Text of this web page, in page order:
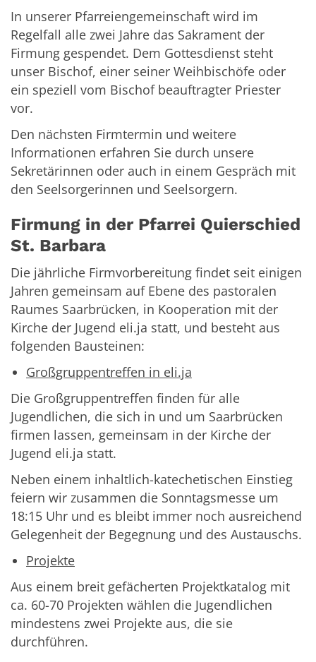
In unserer Pfarreiengemeinschaft wird im
Regelfall alle zwei Jahre das Sakrament der
Firmung gespendet. Dem Gottesdienst steht
unser Bischof, einer seiner Weihbischöfe oder
ein speziell vom Bischof beauftragter Priester
vor.
Den nächsten Firmtermin und weitere
Informationen erfahren Sie durch unsere
Sekretärinnen oder auch in einem Gespräch mit
den Seelsorgerinnen und Seelsorgern.
Firmung in der Pfarrei Quierschied
St. Barbara
Die jährliche Firmvorbereitung findet seit einigen
Jahren gemeinsam auf Ebene des pastoralen
Raumes Saarbrücken, in Kooperation mit der
Kirche der Jugend eli.ja statt, und besteht aus
folgenden Bausteinen:
Großgruppentreffen in eli.ja
Die Großgruppentreffen finden für alle
Jugendlichen, die sich in und um Saarbrücken
firmen lassen, gemeinsam in der Kirche der
Jugend eli.ja statt.
Neben einem inhaltlich-katechetischen Einstieg
feiern wir zusammen die Sonntagsmesse um
18:15 Uhr und es bleibt immer noch ausreichend
Gelegenheit der Begegnung und des Austauschs.
Projekte
Aus einem breit gefächerten Projektkatalog mit
ca. 60-70 Projekten wählen die Jugendlichen
mindestens zwei Projekte aus, die sie
durchführen.